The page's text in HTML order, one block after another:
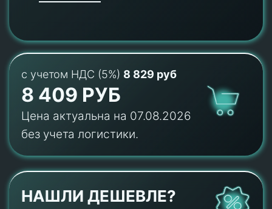
с учетом НДС (5%) 8 829 руб
8 409 РУБ
Цена актуальна на 07.08.2026
без учета логистики.
НАШЛИ ДЕШЕВЛЕ?